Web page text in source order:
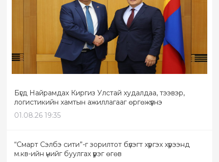
Бүгд Найрамдах Киргиз Улстай худалдаа, тээвэр,
логистикийн хамтын ажиллагааг өргөжүүлнэ
01.08.26 19:35
“Смарт Сэлбэ сити”-г зорилтот бүлэгт хүргэх хүрээнд
м.кв-ийн үнийг буулгах үүрэг өгөв